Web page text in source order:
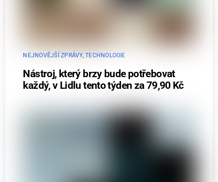
NEJNOVĚJŠÍ ZPRÁVY,TECHNOLOGIE
Nástroj, který brzy bude potřebovat
každý, v Lidlu tento týden za 79,90 Kč